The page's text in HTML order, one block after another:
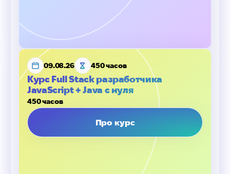
09.08.26 450 часов
Курс Full Stack разработчика
JavaScript + Java с нуля
450 часов
Про курс